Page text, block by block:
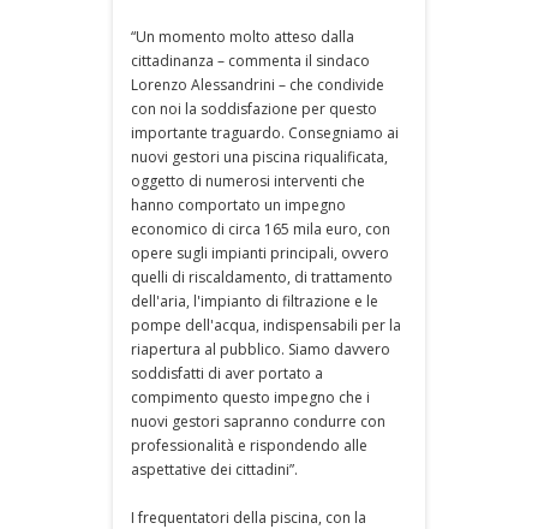
“Un momento molto atteso dalla
cittadinanza – commenta il sindaco
Lorenzo Alessandrini – che condivide
con noi la soddisfazione per questo
importante traguardo. Consegniamo ai
nuovi gestori una piscina riqualificata,
oggetto di numerosi interventi che
hanno comportato un impegno
economico di circa 165 mila euro, con
opere sugli impianti principali, ovvero
quelli di riscaldamento, di trattamento
dell'aria, l'impianto di filtrazione e le
pompe dell'acqua, indispensabili per la
riapertura al pubblico. Siamo davvero
soddisfatti di aver portato a
compimento questo impegno che i
nuovi gestori sapranno condurre con
professionalità e rispondendo alle
aspettative dei cittadini”.
I frequentatori della piscina, con la